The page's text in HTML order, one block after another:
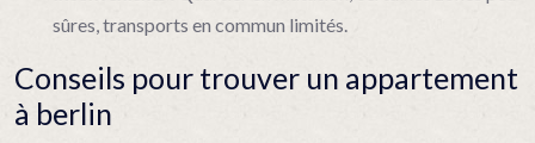
sûres, transports en commun limités.
Conseils pour trouver un appartement
à berlin